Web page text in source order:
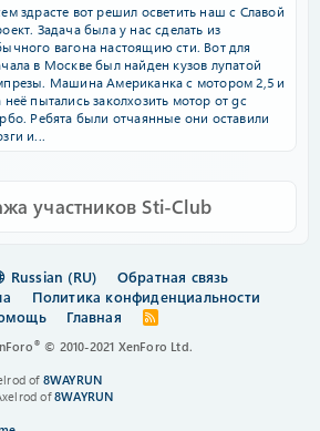
здрасте вот решил осветить наш с Славой
Задача была у нас сделать из
вагона настоящию сти. Вот для
в Москве был найден кузов лупатой
Машина Американка с мотором 2,5 и
неё пытались заколхозить мотор от gc
Ребята были отчаянные они оставили
и...
участников Sti-Club
Russian (RU)
Обратная связь
Политика конфиденциальности
Главная
R
S
® © 2010-2021 XenForo Ltd.
of 8WAYRUN
of8WAYRUN